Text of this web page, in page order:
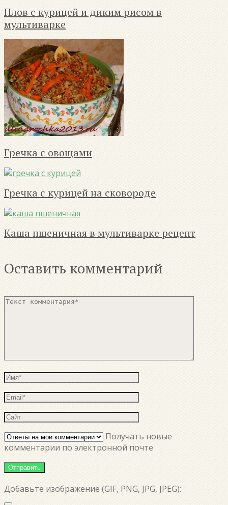
Плов с курицей и диким рисом в
мультиварке
Гречка с овощами
Гречка с курицей на сковороде
Каша пшеничная в мультиварке рецепт
Оставить комментарий
Получать новые
комментарии по электронной почте
Добавьте изображение (GIF, PNG, JPG, JPEG):